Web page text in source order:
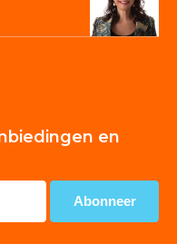
en
Abonneer